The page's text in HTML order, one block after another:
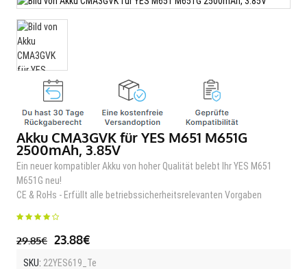
Akku CMA3GVK für YES M651 M651G
2500mAh, 3.85V
Ein neuer kompatibler Akku von hoher Qualität belebt Ihr YES M651
M651G neu!
CE & RoHs - Erfüllt alle betriebssicherheitsrelevanten Vorgaben
29.85€ 23.88€
SKU: 22YES619_Te